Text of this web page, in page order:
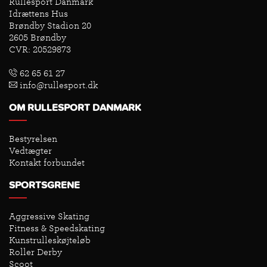
Rullesport Danmark
Idrættens Hus
Brøndby Stadion 20
2605 Brøndby
CVR: 20529873
62 65 61 27
info@rullesport.dk
OM RULLESPORT DANMARK
Bestyrelsen
Vedtægter
Kontakt forbundet
SPORTSGRENE
Aggressive Skating
Fitness & Speedskating
Kunstrulleskøjteløb
Roller Derby
Scoot